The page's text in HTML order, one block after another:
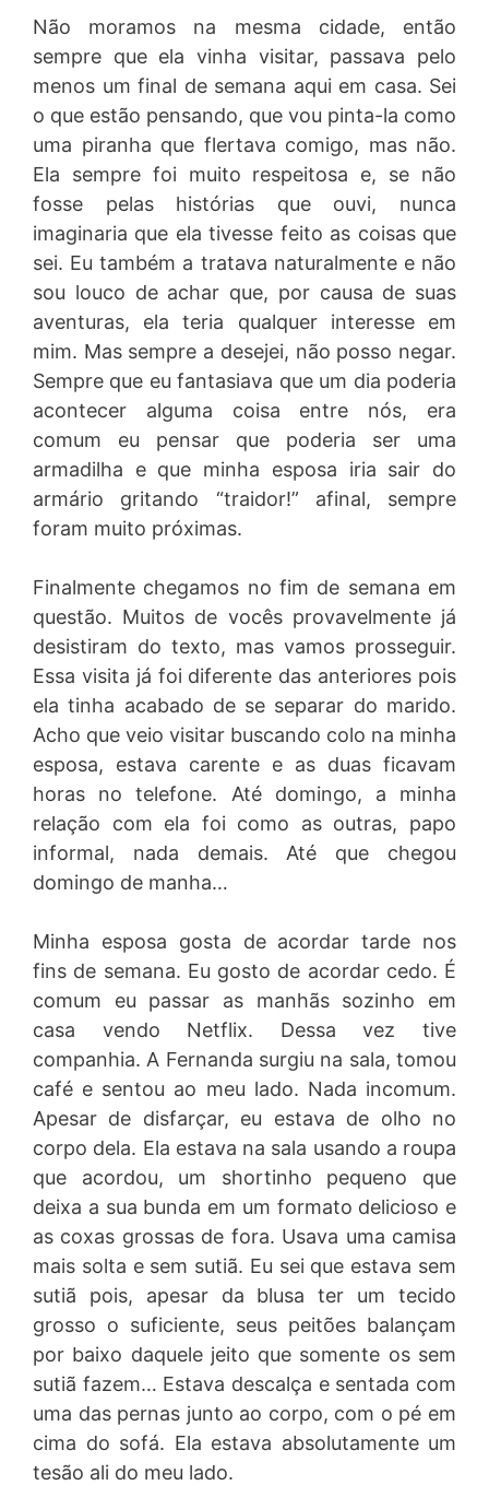
Não moramos na mesma cidade, então
sempre que ela vinha visitar, passava pelo
menos um final de semana aqui em casa. Sei
o que estão pensando, que vou pinta-la como
uma piranha que flertava comigo, mas não.
Ela sempre foi muito respeitosa e, se não
fosse pelas histórias que ouvi, nunca
imaginaria que ela tivesse feito as coisas que
sei. Eu também a tratava naturalmente e não
sou louco de achar que, por causa de suas
aventuras, ela teria qualquer interesse em
mim. Mas sempre a desejei, não posso negar.
Sempre que eu fantasiava que um dia poderia
acontecer alguma coisa entre nós, era
comum eu pensar que poderia ser uma
armadilha e que minha esposa iria sair do
armário gritando “traidor!” afinal, sempre
foram muito próximas.
Finalmente chegamos no fim de semana em
questão. Muitos de vocês provavelmente já
desistiram do texto, mas vamos prosseguir.
Essa visita já foi diferente das anteriores pois
ela tinha acabado de se separar do marido.
Acho que veio visitar buscando colo na minha
esposa, estava carente e as duas ficavam
horas no telefone. Até domingo, a minha
relação com ela foi como as outras, papo
informal, nada demais. Até que chegou
domingo de manha…
Minha esposa gosta de acordar tarde nos
fins de semana. Eu gosto de acordar cedo. É
comum eu passar as manhãs sozinho em
casa vendo Netflix. Dessa vez tive
companhia. A Fernanda surgiu na sala, tomou
café e sentou ao meu lado. Nada incomum.
Apesar de disfarçar, eu estava de olho no
corpo dela. Ela estava na sala usando a roupa
que acordou, um shortinho pequeno que
deixa a sua bunda em um formato delicioso e
as coxas grossas de fora. Usava uma camisa
mais solta e sem sutiã. Eu sei que estava sem
sutiã pois, apesar da blusa ter um tecido
grosso o suficiente, seus peitões balançam
por baixo daquele jeito que somente os sem
sutiã fazem… Estava descalça e sentada com
uma das pernas junto ao corpo, com o pé em
cima do sofá. Ela estava absolutamente um
tesão ali do meu lado.